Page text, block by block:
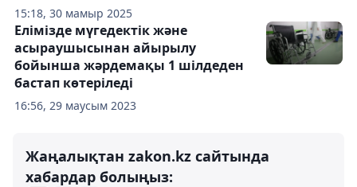
15:18, 30 мамыр 2025
16:56, 29 маусым 2023
Елімізде мүгедектік және
асыраушысынан айырылу
бойынша жәрдемақы 1 шілдеден
бастап көтеріледі
Жаңалықтан zakon.kz сайтында
хабардар болыңыз: